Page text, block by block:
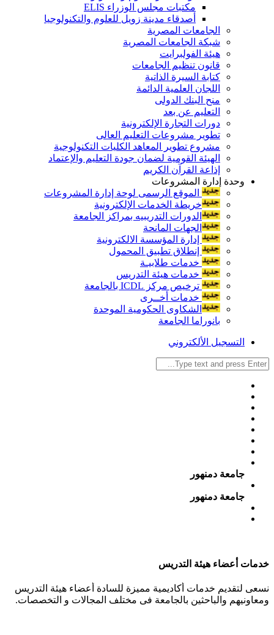
مكتبات مجلس الوزراء ELIS
أصدقاء مدينة زويل للعلوم والتكنولوجيا
الجامعات المصرية
شبكة الجامعات المصرية
هيئة الفولبرايت
قانون تنظيم الجامعات
كتابة السيرة الذاتية
اللجان العلمية الدائمة
منح البنك الدولى
التعليم عن بعد
دورات التجارة الإلكترونية
تطوير مشروعات التعليم العالى
مشروع تطوير المعاهد الكليات التكنولوجية
الهيئة القومية لضمان جودة التعليم والإعتماد
إذاعة القرآن الكريم
وحدة إدارة المشروعات
الموقع الرسمى لوحة إدارة المشروعات
خريطة الخدمات الإلكترونية
الدورات التدريبيه بمراكز الجامعة
الجهات المانحة
إدارة المؤسسة الالكترونية
إنطلاق تطبيق المحمول
خدمات طلابيـة
خدمات هيئة التدريس
ترخيص مركز ICDL بالجامعة
خدمات أخــرى
الشكاوى الحكومية الموحدة
بانوراما الجامعة
التسجيل الألكتروني
جامعة دمنهور
جامعة دمنهور
خدمات أعضاء هيئة التدريس
نسعى لتقديم خدمات أكاديمية مميزة للسادة أعضاء هيئة التدريس
ومعاونيهم والباحثين بالجامعة فى مختلف المجالات و التخصصات.